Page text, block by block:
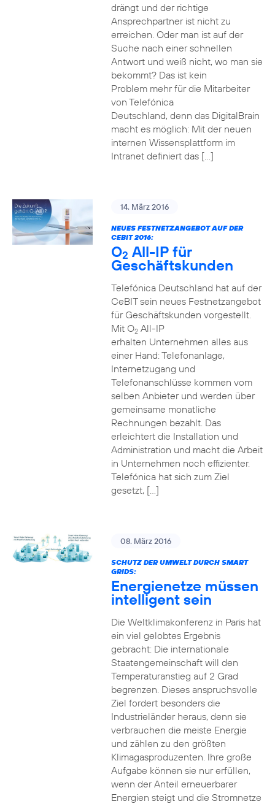
drängt und der richtige
Ansprechpartner ist nicht zu
erreichen. Oder man ist auf der
Suche nach einer schnellen
Antwort und weiß nicht, wo man sie
bekommt? Das ist kein
Problem mehr für die Mitarbeiter
von Telefónica
Deutschland, denn das DigitalBrain
macht es möglich: Mit der neuen
internen Wissensplattform im
Intranet definiert das […]
14. März 2016
NEUES FESTNETZANGEBOT AUF DER
CEBIT 2016:
O2 All-IP für
Geschäftskunden
Telefónica Deutschland hat auf der
CeBIT sein neues Festnetzangebot
für Geschäftskunden vorgestellt.
Mit O2All-IP
erhalten Unternehmen alles aus
einer Hand: Telefonanlage,
Internetzugang und
Telefonanschlüsse kommen vom
selben Anbieter und werden über
gemeinsame monatliche
Rechnungen bezahlt. Das
erleichtert die Installation und
Administration und macht die Arbeit
in Unternehmen noch effizienter.
Telefónica hat sich zum Ziel
gesetzt, […]
08. März 2016
SCHUTZ DER UMWELT DURCH SMART
GRIDS:
Energienetze müssen
intelligent sein
Die Weltklimakonferenz in Paris hat
ein viel gelobtes Ergebnis
gebracht: Die internationale
Staatengemeinschaft will den
Temperaturanstieg auf 2 Grad
begrenzen. Dieses anspruchsvolle
Ziel fordert besonders die
Industrieländer heraus, denn sie
verbrauchen die meiste Energie
und zählen zu den größten
Klimagasproduzenten. Ihre große
Aufgabe können sie nur erfüllen,
wenn der Anteil erneuerbarer
Energien steigt und die Stromnetze